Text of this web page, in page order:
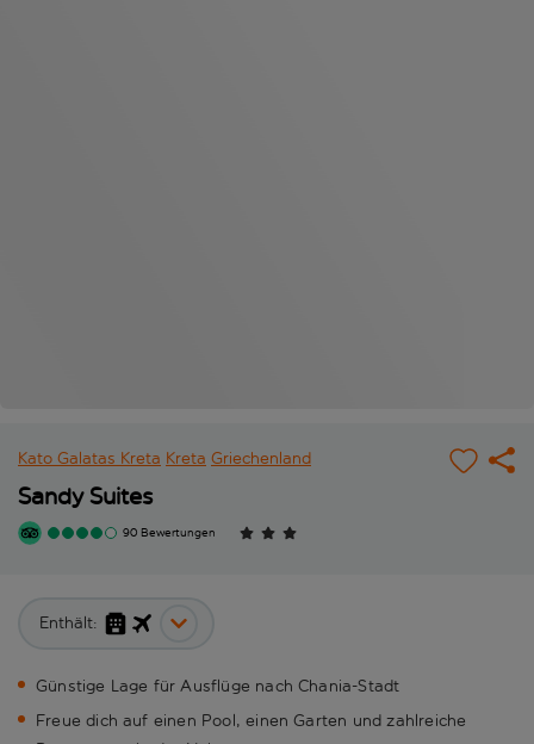
Kato Galatas Kreta Kreta Griechenland
Sandy Suites
90 Bewertungen
Enthält:
Günstige Lage für Ausflüge nach Chania-Stadt
Freue dich auf einen Pool, einen Garten und zahlreiche